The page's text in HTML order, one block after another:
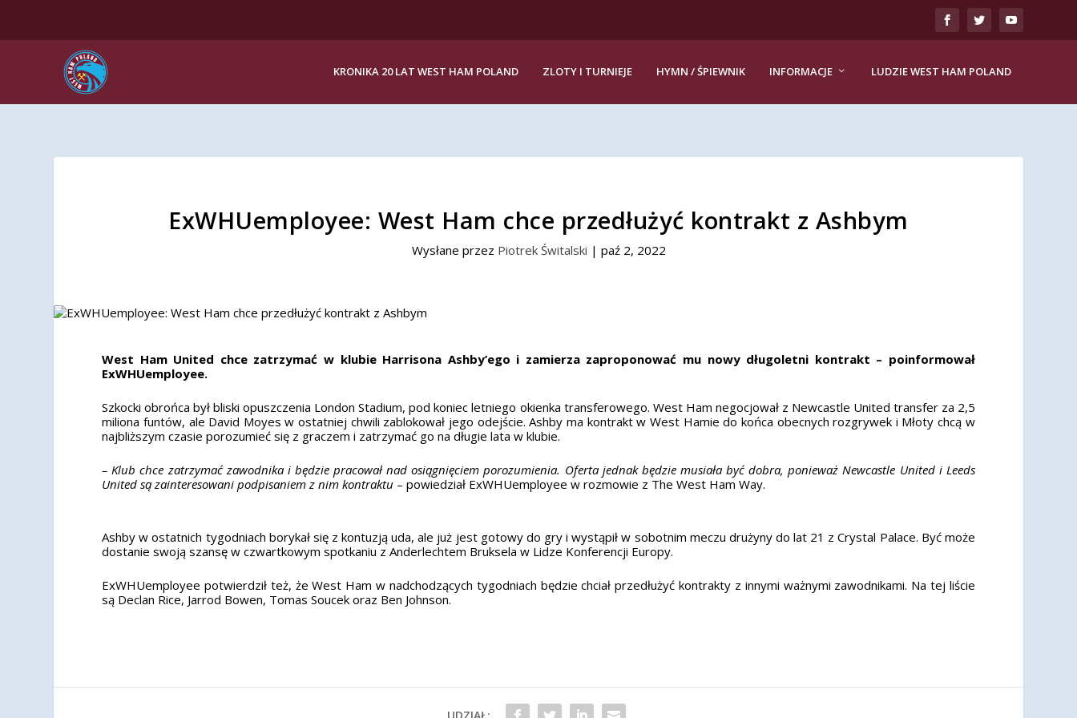
KRONIKA 20 LAT WEST HAM POLAND ZLOTY I TURNIEJE HYMN / ŚPIEWNIK INFORMACJE LUDZIE WEST HAM POLAND
ExWHUemployee: West Ham chce przedłużyć kontrakt z Ashbym
Wysłane przez Piotrek Świtalski | paź 2, 2022
West Ham United chce zatrzymać w klubie Harrisona Ashby’ego i zamierza zaproponować mu nowy długoletni kontrakt – poinformował
ExWHUemployee.
Szkocki obrońca był bliski opuszczenia London Stadium, pod koniec letniego okienka transferowego. West Ham negocjował z Newcastle United transfer za 2,5
miliona funtów, ale David Moyes w ostatniej chwili zablokował jego odejście. Ashby ma kontrakt w West Hamie do końca obecnych rozgrywek i Młoty chcą w
najbliższym czasie porozumieć się z graczem i zatrzymać go na długie lata w klubie.
– Klub chce zatrzymać zawodnika i będzie pracował nad osiągnięciem porozumienia. Oferta jednak będzie musiała być dobra, ponieważ Newcastle United i Leeds
United są zainteresowani podpisaniem z nim kontraktu – powiedział ExWHUemployee w rozmowie z The West Ham Way.
Ashby w ostatnich tygodniach borykał się z kontuzją uda, ale już jest gotowy do gry i wystąpił w sobotnim meczu drużyny do lat 21 z Crystal Palace. Być może
dostanie swoją szansę w czwartkowym spotkaniu z Anderlechtem Bruksela w Lidze Konferencji Europy.
ExWHUemployee potwierdził też, że West Ham w nadchodzących tygodniach będzie chciał przedłużyć kontrakty z innymi ważnymi zawodnikami. Na tej liście
są Declan Rice, Jarrod Bowen, Tomas Soucek oraz Ben Johnson.